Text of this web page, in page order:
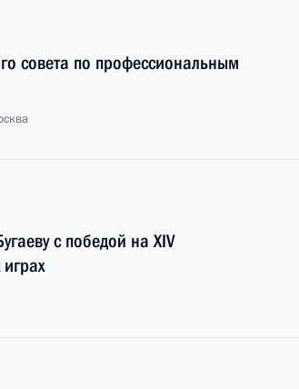
совета по профессиональным
с победой на XIV